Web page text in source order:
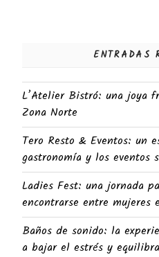
ENTRADAS
L’Atelier Bistró: una joya
Zona Norte
Tero Resto & Eventos: un
gastronomía y los eventos
Ladies Fest: una jornada
encontrarse entre
Baños de sonido: la
a bajar el estrés y